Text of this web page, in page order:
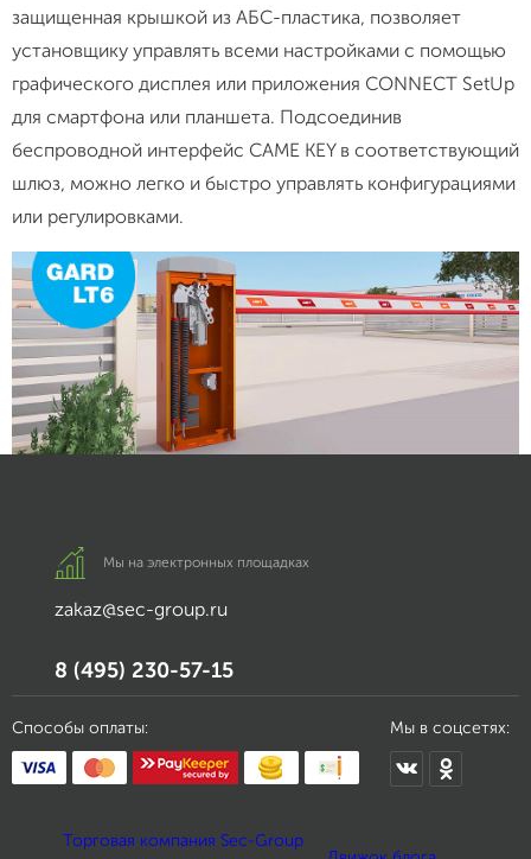
защищенная крышкой из АБС-пластика, позволяет
установщику управлять всеми настройками с помощью
графического дисплея или приложения CONNECT SetUp
для смартфона или планшета. Подсоединив
беспроводной интерфейс CAME KEY в соответствующий
шлюз, можно легко и быстро управлять конфигурациями
или регулировками.
Мы на электронных площадках
zakaz@sec-group.ru
8 (495) 230-57-15
Способы оплаты: Мы в соцсетях:
Торговая компания Sec-Group